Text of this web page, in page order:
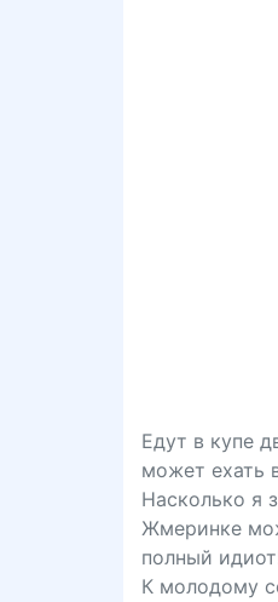
Едут в купе
может ехать
Насколько я
Жмеринке
полный
К молодому